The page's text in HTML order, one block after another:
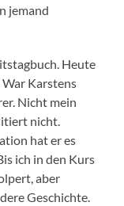
jemand
Heute
Karstens
Nicht mein
nicht.
hat er es
ich in den Kurs
aber
Geschichte.